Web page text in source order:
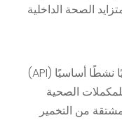
الصحة الداخلية
تظل كبريتات الكوندرويتين مكونًا صيدلانيًا نشطًا أساسيًا (API)
الصحية
من التخمير